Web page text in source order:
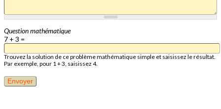
Question mathématique
7 + 3 =
Trouvez la solution de ce problème mathématique simple et saisissez le résultat.
Par exemple, pour 1 + 3, saisissez 4.